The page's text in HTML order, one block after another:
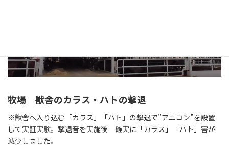
牧場 獣舎のカラス・ハトの撃退
※獣舎へ入り込む「カラス」「ハト」の撃退で”アニコン”を設置
して実証実験。撃退音を実施後 確実に「カラス」「ハト」害が
減少しました。